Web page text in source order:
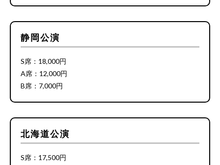
静岡公演
S席：18,000円
A席：12,000円
B席：7,000円
北海道公演
S席：17,500円